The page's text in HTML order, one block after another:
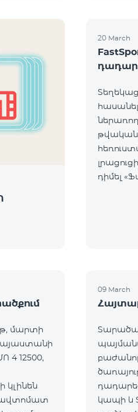
20 March
ներառող
դիմել
մարտի
Հայաստանի
4 12500,
կլինեն
ավտոմատ
09 March
կապի և